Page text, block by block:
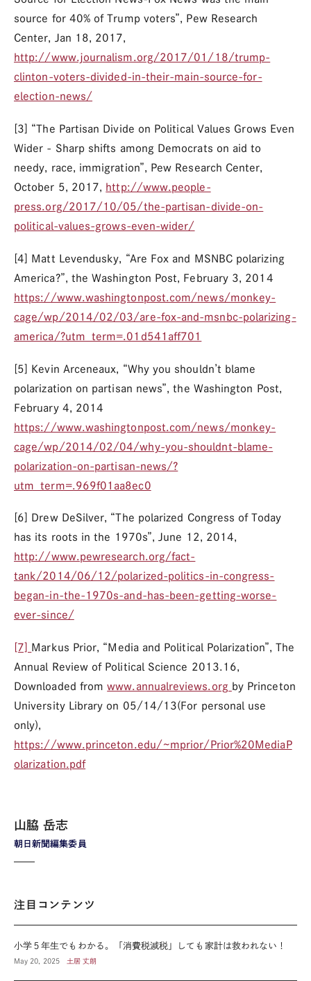
source for 40% of Trump voters”, Pew Research
Center, Jan 18, 2017,
http://www.journalism.org/2017/01/18/trump-
clinton-voters-divided-in-their-main-source-for-
election-news/
[3] “The Partisan Divide on Political Values Grows Even
Wider - Sharp shifts among Democrats on aid to
needy, race, immigration”, Pew Research Center,
October 5, 2017, http://www.people-
press.org/2017/10/05/the-partisan-divide-on-
political-values-grows-even-wider/
[4] Matt Levendusky, “Are Fox and MSNBC polarizing
America?”, the Washington Post, February 3, 2014
https://www.washingtonpost.com/news/monkey-
cage/wp/2014/02/03/are-fox-and-msnbc-polarizing-
america/?utm_term=.01d541aff701
[5] Kevin Arceneaux, “Why you shouldn’t blame
polarization on partisan news”, the Washington Post,
February 4, 2014
https://www.washingtonpost.com/news/monkey-
cage/wp/2014/02/04/why-you-shouldnt-blame-
polarization-on-partisan-news/?
utm_term=.969f01aa8ec0
[6] Drew DeSilver, “The polarized Congress of Today
has its roots in the 1970s”, June 12, 2014,
http://www.pewresearch.org/fact-
tank/2014/06/12/polarized-politics-in-congress-
began-in-the-1970s-and-has-been-getting-worse-
ever-since/
[7]
Markus Prior, “Media and Political Polarization”, The
Annual Review of Political Science 2013.16,
Downloaded fromwww.annualreviews.org by Princeton
University Library on 05/14/13(For personal use
only),
https://www.princeton.edu/~mprior/Prior%20MediaP
olarization.pdf
朝日新聞編集委員
山脇 岳志
注目コンテンツ
小学５年生でもわかる。「消費税減税」しても家計は救われない！
May 20, 2025 土居 丈朗